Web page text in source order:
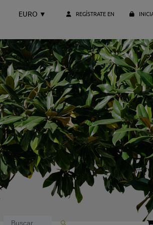
REGÍSTRATE EN
EURO ▼